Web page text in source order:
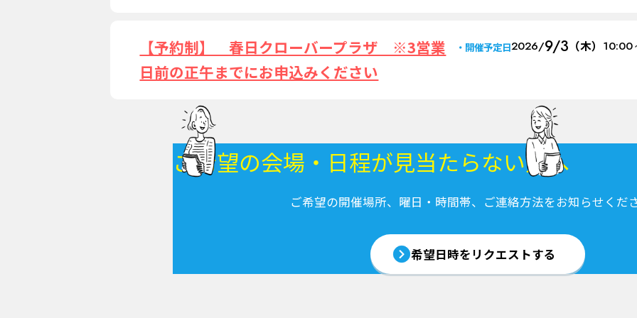
【予約制】 春日クローバープラザ ※3営業
日前の正午までにお申込みください
開催予定日2026/9/3 （木） 10:00
ご希望の会場・日程が見当たらない方へ
ご希望の開催場所、曜日・時間帯、ご連絡方法をお知らせくださ
希望日時を リクエストする